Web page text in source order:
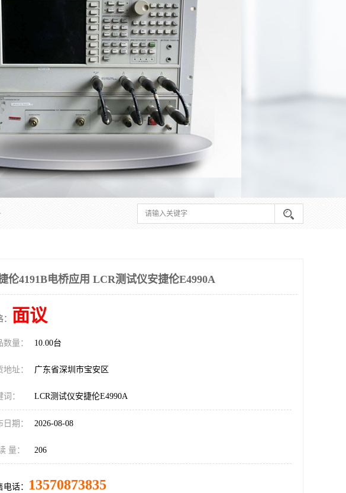
，专业评估高价回收工厂闲置仪器。
伦4191B电桥应用 LCR测试仪安捷伦E4990A
面议
数量： 10.00台
地址： 广东省深圳市宝安区
词： LCR测试仪安捷伦E4990A
日期： 2026-08-08
量： 206
电话： 13570873835